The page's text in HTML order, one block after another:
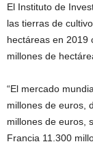
El Instituto de
las tierras de
hectáreas en 2019
millones de
“El mercado
millones de euros,
millones de euros,
Francia 11.300